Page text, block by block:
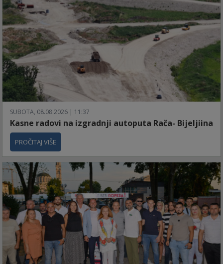
SUBOTA, 08.08.2026 | 11:37
Kasne radovi na izgradnji autoputa Rača- Bijeljiina
PROČITAJ VIŠE